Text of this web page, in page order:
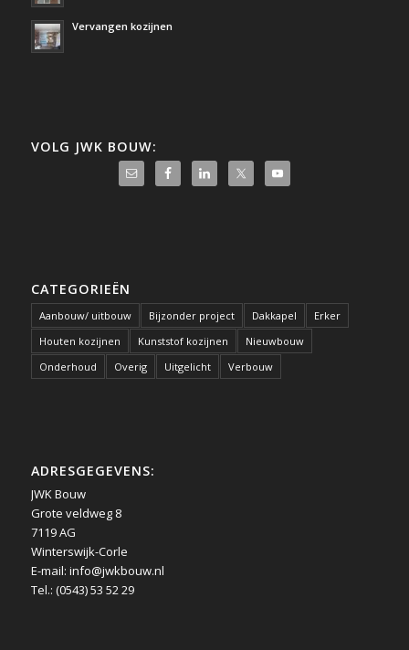
Vervangen kozijnen
VOLG JWK BOUW:
CATEGORIEËN
Aanbouw/ uitbouw Bijzonder project Dakkapel
Erker
Houten kozijnen
Kunststof kozijnen
Nieuwbouw
Onderhoud
Overig Uitgelicht Verbouw
ADRESGEGEVENS:
JWK Bouw
Grote veldweg 8
7119 AG
Winterswijk-Corle
E-mail: info@jwkbouw.nl
Tel.: (0543) 53 52 29